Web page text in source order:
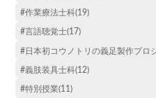
#作業療法士科(19)
#言語聴覚士(17)
#日本初コウノトリの義足製作プロ
#義肢装具士科(12)
#特別授業(11)